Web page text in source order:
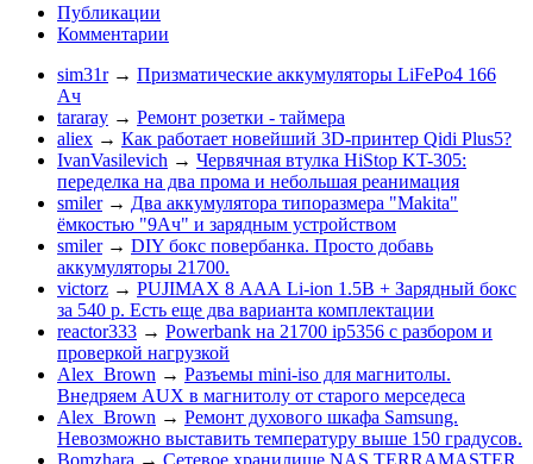
Публикации
Комментарии
sim31r → Призматические аккумуляторы LiFePo4 166
Ач
tararay → Ремонт розетки - таймера
aliex → Как работает новейший 3D-принтер Qidi Plus5?
IvanVasilevich → Червячная втулка HiStop KT-305:
переделка на два прома и небольшая реанимация
smiler → Два аккумулятора типоразмера "Makita"
ёмкостью "9Ач" и зарядным устройством
smiler → DIY бокс повербанка. Просто добавь
аккумуляторы 21700.
victorz → PUJIMAX 8 ААА Li-ion 1.5В + Зарядный бокс
за 540 р. Есть еще два варианта комплектации
reactor333 → Powerbank на 21700 ip5356 c разбором и
проверкой нагрузкой
Alex_Brown → Разъемы mini-iso для магнитолы.
Внедряем AUX в магнитолу от старого мерседеса
Alex_Brown → Ремонт духового шкафа Samsung.
Невозможно выставить температуру выше 150 градусов.
Bomzhara → Сетевое хранилище NAS TERRAMASTER